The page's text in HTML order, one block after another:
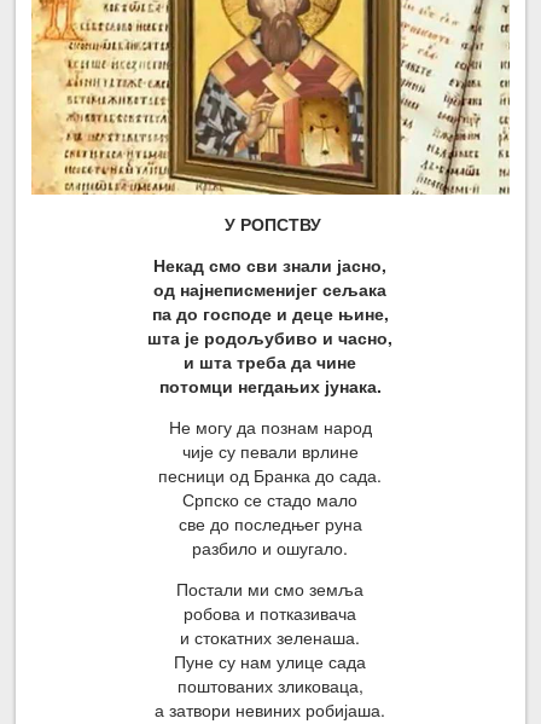
У РОПСТВУ
Некад смо сви знали јасно,
од најнеписменијег сељака
па до господе и деце њине,
шта је родољубиво и часно,
и шта треба да чине
потомци негдањих јунака.
Не могу да познам народ
чије су певали врлине
песници од Бранка до сада.
Српско се стадо мало
све до последњег руна
разбило и ошугало.
Постали ми смо земља
робова и потказивача
и стокатних зеленаша.
Пуне су нам улице сада
поштованих зликоваца,
а затвори невиних робијаша.